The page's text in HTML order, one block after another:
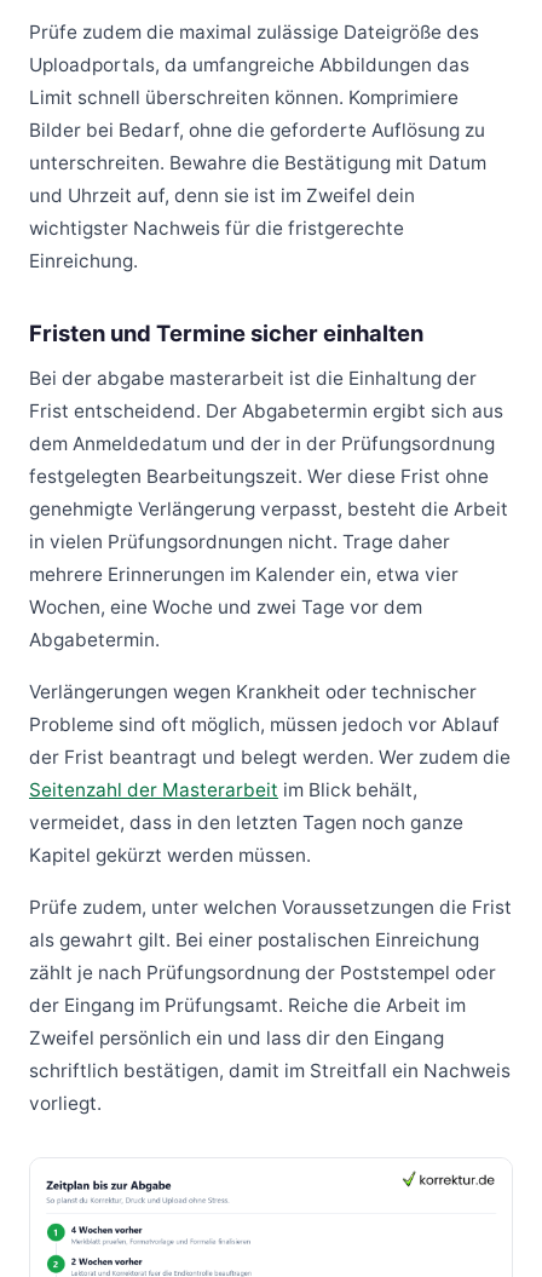
Prüfe zudem die maximal zulässige Dateigröße des
Uploadportals, da umfangreiche Abbildungen das
Limit schnell überschreiten können. Komprimiere
Bilder bei Bedarf, ohne die geforderte Auflösung zu
unterschreiten. Bewahre die Bestätigung mit Datum
und Uhrzeit auf, denn sie ist im Zweifel dein
wichtigster Nachweis für die fristgerechte
Einreichung.
Fristen und Termine sicher einhalten
Bei der abgabe masterarbeit ist die Einhaltung der
Frist entscheidend. Der Abgabetermin ergibt sich aus
dem Anmeldedatum und der in der Prüfungsordnung
festgelegten Bearbeitungszeit. Wer diese Frist ohne
genehmigte Verlängerung verpasst, besteht die Arbeit
in vielen Prüfungsordnungen nicht. Trage daher
mehrere Erinnerungen im Kalender ein, etwa vier
Wochen, eine Woche und zwei Tage vor dem
Abgabetermin.
Verlängerungen wegen Krankheit oder technischer
Probleme sind oft möglich, müssen jedoch vor Ablauf
der Frist beantragt und belegt werden. Wer zudem die
Seitenzahl der Masterarbeit im Blick behält,
vermeidet, dass in den letzten Tagen noch ganze
Kapitel gekürzt werden müssen.
Prüfe zudem, unter welchen Voraussetzungen die Frist
als gewahrt gilt. Bei einer postalischen Einreichung
zählt je nach Prüfungsordnung der Poststempel oder
der Eingang im Prüfungsamt. Reiche die Arbeit im
Zweifel persönlich ein und lass dir den Eingang
schriftlich bestätigen, damit im Streitfall ein Nachweis
vorliegt.